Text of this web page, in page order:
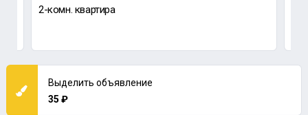
2-комн. квартира
Выделить объявление
35 ₽